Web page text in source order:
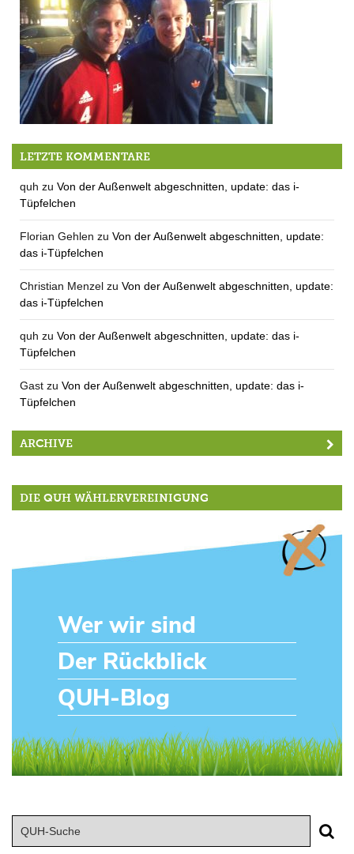
Kann der MTV den FCB retten? (2.Folge)
LETZTE KOMMENTARE
quh zu Von der Außenwelt abgeschnitten, update: das i-
Tüpfelchen
Florian Gehlen zu Von der Außenwelt abgeschnitten, update:
das i-Tüpfelchen
Christian Menzel zu Von der Außenwelt abgeschnitten, update:
das i-Tüpfelchen
quh zu Von der Außenwelt abgeschnitten, update: das i-
Tüpfelchen
Gast zu Von der Außenwelt abgeschnitten, update: das i-
Tüpfelchen
ARCHIVE
DIE QUH WÄHLERVEREINIGUNG
Wer wir sind
Der Rückblick
QUH-Blog